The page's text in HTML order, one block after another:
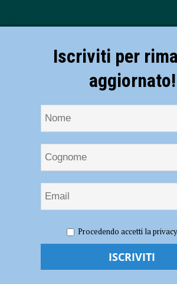
presenta il suo libro “Fact-checking su Israele”,
“Intento negazionista, parlano le 70 mila vittime
Nathan Greppi presenta il
Iscriviti per
aggiornato!
Procedendo accetti la